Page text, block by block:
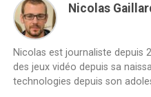
Nicolas
Nicolas est journaliste depuis
des jeux vidéo depuis sa
technologies depuis son